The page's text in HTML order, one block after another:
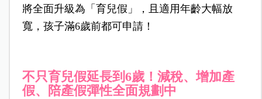
將全面升級為「育兒假」，且適用年齡大幅放
寬，孩子滿6歲前都可申請！
不只育兒假延長到6歲！減稅、增加產
假、陪產假彈性全面規劃中